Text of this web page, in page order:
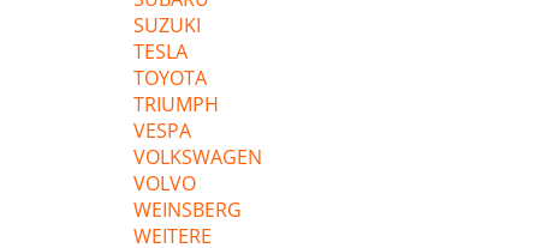
SUZUKI
TESLA
TOYOTA
TRIUMPH
VESPA
VOLKSWAGEN
VOLVO
WEINSBERG
WEITERE